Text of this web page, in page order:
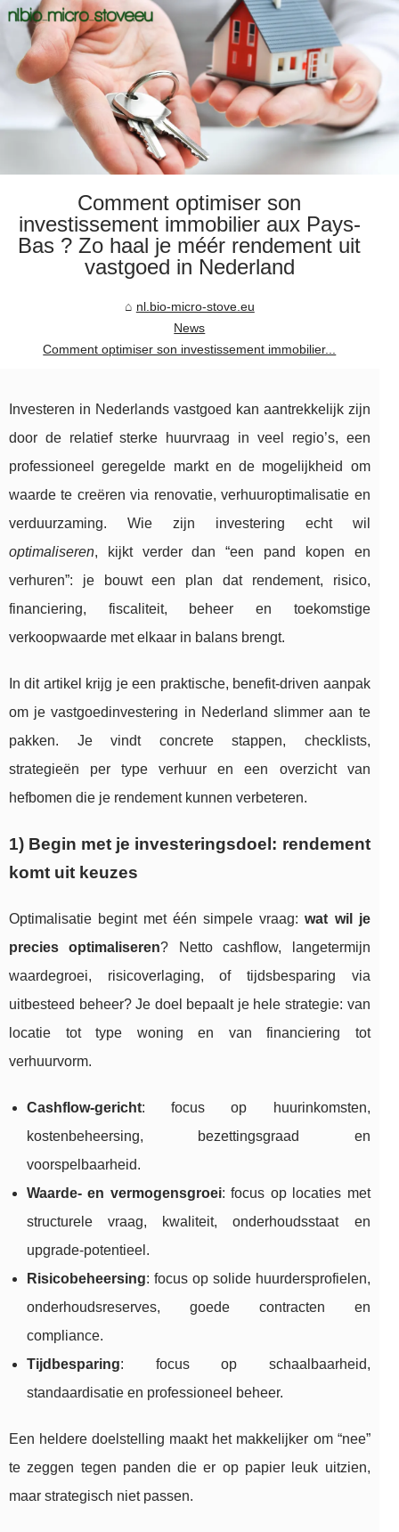
Comment optimiser son
investissement immobilier aux Pays-
Bas ? Zo haal je méér rendement uit
vastgoed in Nederland
nl.bio-micro-stove.eu
News
Comment optimiser son investissement immobilier...
Investeren in Nederlands vastgoed kan aantrekkelijk zijn
door de relatief sterke huurvraag in veel regio’s, een
professioneel geregelde markt en de mogelijkheid om
waarde te creëren via renovatie, verhuuroptimalisatie en
verduurzaming. Wie zijn investering echt wil
optimaliseren, kijkt verder dan “een pand kopen en
verhuren”: je bouwt een plan dat rendement, risico,
financiering, fiscaliteit, beheer en toekomstige
verkoopwaarde met elkaar in balans brengt.
In dit artikel krijg je een praktische, benefit-driven aanpak
om je vastgoedinvestering in Nederland slimmer aan te
pakken. Je vindt concrete stappen, checklists,
strategieën per type verhuur en een overzicht van
hefbomen die je rendement kunnen verbeteren.
1) Begin met je investeringsdoel: rendement
komt uit keuzes
Optimalisatie begint met één simpele vraag:wat wil je
precies optimaliseren? Netto cashflow, langetermijn
waardegroei, risicoverlaging, of tijdsbesparing via
uitbesteed beheer? Je doel bepaalt je hele strategie: van
locatie tot type woning en van financiering tot
verhuurvorm.
Cashflow-gericht: focus op huurinkomsten,
kostenbeheersing, bezettingsgraad en
voorspelbaarheid.
Waarde- en vermogensgroei: focus op locaties met
structurele vraag, kwaliteit, onderhoudsstaat en
upgrade-potentieel.
Risicobeheersing: focus op solide huurdersprofielen,
onderhoudsreserves, goede contracten en
compliance.
Tijdbesparing: focus op schaalbaarheid,
standaardisatie en professioneel beheer.
Een heldere doelstelling maakt het makkelijker om “nee”
te zeggen tegen panden die er op papier leuk uitzien,
maar strategisch niet passen.